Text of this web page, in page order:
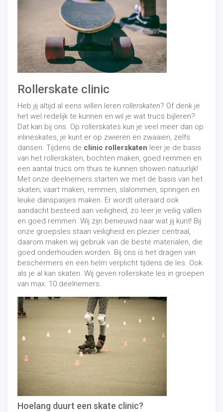
Rollerskate clinic
Heb jij altijd al eens willen leren rollerskaten? Of denk je
het wel redelijk te kunnen en wil je wat trucs bijleren?
Dat kan bij ons. Op rollerskates kun je veel meer dan op
inlineskates, je kunt er op zwieren en zwaaien, zelfs
dansen. Tijdens de clinic rollerskaten leer je de basis
van het rollerskaten, bochten maken, goed remmen en
een aantal trucs om thuis te kunnen showen natuurlijk!
Met onze deelnemers starten we met de basis van het
skaten; vaart maken, remmen, slalommen, springen en
leuke danspasjes maken. Er wordt uiteraard ook
aandacht besteed aan veiligheid, zo leer je veilig vallen
en goed remmen. Wij zijn benieuwd naar wat jij kunt! Bij
onze groepsles staan veiligheid en plezier centraal,
daarom maken wij gebruik van de beste materialen, die
goed onderhouden worden. Bij ons is het dragen van
beschermers en een helm verplicht tijdens de les. Ook
als je al kan skaten. Wij geven rollerskate les in groepen
van max. 10 deelnemers.
Hoelang duurt een skate clinic?